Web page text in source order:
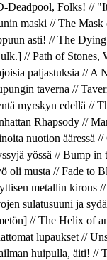
Deadpool, Folks! //
maski // The Mask
asti! // The
// Path of Stones,
paljastuksia // A
taverna //
myrskyn edellä //
Rhapsody //
nuotion ääressä
yössä // Bump in
oli musta // Fade to
metallin kirous
sulatusuuni ja
// The Helix of
lupaukset //
huipulla, äiti! //